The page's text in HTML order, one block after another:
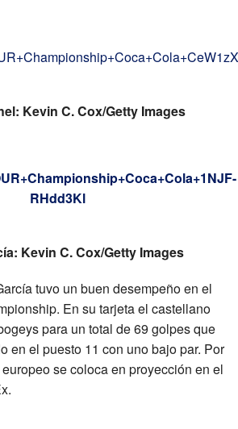
Kevin C. Cox/Getty Images
Kevin C. Cox/Getty Images
tuvo un buen desempeño en el
En su tarjeta el castellano
para un total de 69 golpes que
en el puesto 11 con uno bajo par. Por
se coloca en proyección en el